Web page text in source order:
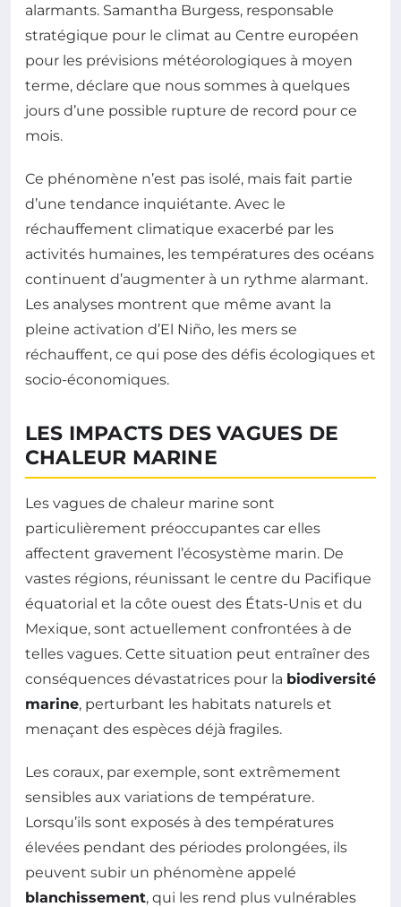
alarmants. Samantha Burgess, responsable
stratégique pour le climat au Centre européen
pour les prévisions météorologiques à moyen
terme, déclare que nous sommes à quelques
jours d’une possible rupture de record pour ce
mois.
Ce phénomène n’est pas isolé, mais fait partie
d’une tendance inquiétante. Avec le
réchauffement climatique exacerbé par les
activités humaines, les températures des océans
continuent d’augmenter à un rythme alarmant.
Les analyses montrent que même avant la
pleine activation d’El Niño, les mers se
réchauffent, ce qui pose des défis écologiques et
socio-économiques.
LES IMPACTS DES VAGUES DE
CHALEUR MARINE
Les vagues de chaleur marine sont
particulièrement préoccupantes car elles
affectent gravement l’écosystème marin. De
vastes régions, réunissant le centre du Pacifique
équatorial et la côte ouest des États-Unis et du
Mexique, sont actuellement confrontées à de
telles vagues. Cette situation peut entraîner des
conséquences dévastatrices pour la biodiversité
marine, perturbant les habitats naturels et
menaçant des espèces déjà fragiles.
Les coraux, par exemple, sont extrêmement
sensibles aux variations de température.
Lorsqu’ils sont exposés à des températures
élevées pendant des périodes prolongées, ils
peuvent subir un phénomène appelé
blanchissement, qui les rend plus vulnérables